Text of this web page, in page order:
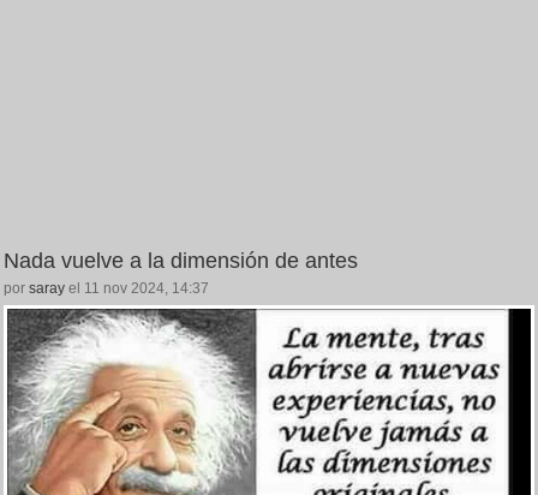
Nada vuelve a la dimensión de antes
por saray el 11 nov 2024, 14:37